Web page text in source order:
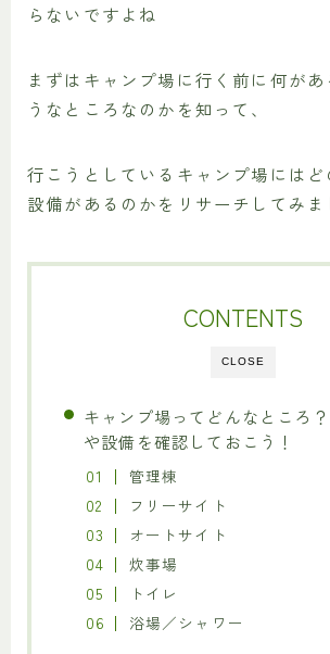
らないですよね
まずはキャンプ場に行く前に何が
うなところなのかを知って、
行こうとしているキャンプ場には
設備があるのかをリサーチしてみま
CLOSE
CONTENTS
キャンプ場ってどんなところ
や設備を確認しておこう！
管理棟
フリーサイト
オートサイト
炊事場
トイレ
浴場／シャワー